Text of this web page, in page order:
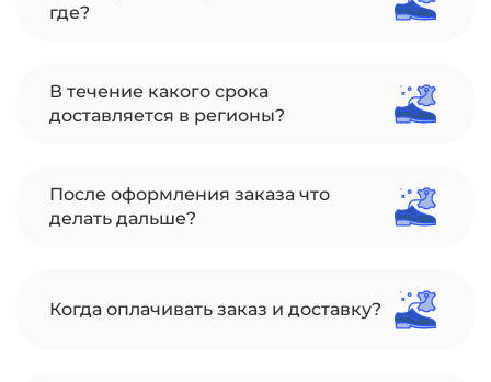
где?
В течение какого срока
доставляется в регионы?
После оформления заказа что
делать дальше?
Когда оплачивать заказ и доставку?